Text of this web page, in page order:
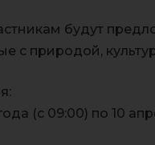
будут
с природой,
(с 09:00) по 10